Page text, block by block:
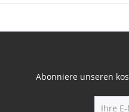
Abonniere unseren